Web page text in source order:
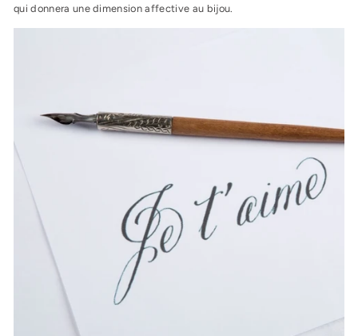
qui donnera une dimension affective au bijou.